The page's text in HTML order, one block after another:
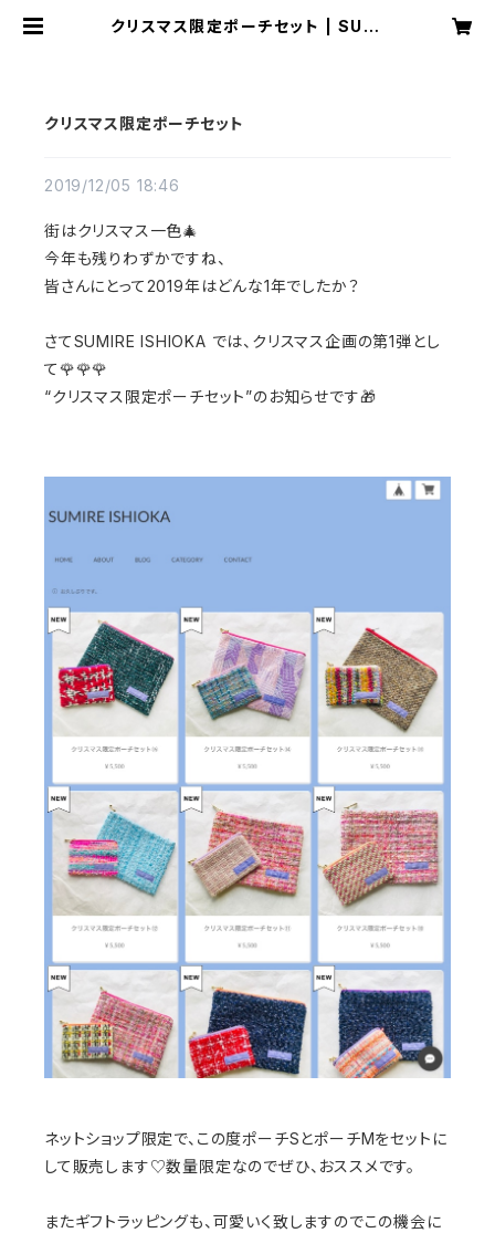
クリスマス限定ポーチセット | SUMI
クリスマス限定ポーチセット
2019/12/05 18:46
街はクリスマス一色🎄
今年も残りわずかですね、
皆さんにとって2019年はどんな1年でしたか？
さてSUMIRE ISHIOKA では、クリスマス企画の第1弾とし
て🌹🌹🌹
“クリスマス限定ポーチセット”のお知らせです🎁
ネットショップ限定で、この度ポーチSとポーチMをセットに
して販売します♡数量限定なのでぜひ、おススメです。
またギフトラッピングも、可愛いく致しますのでこの機会に